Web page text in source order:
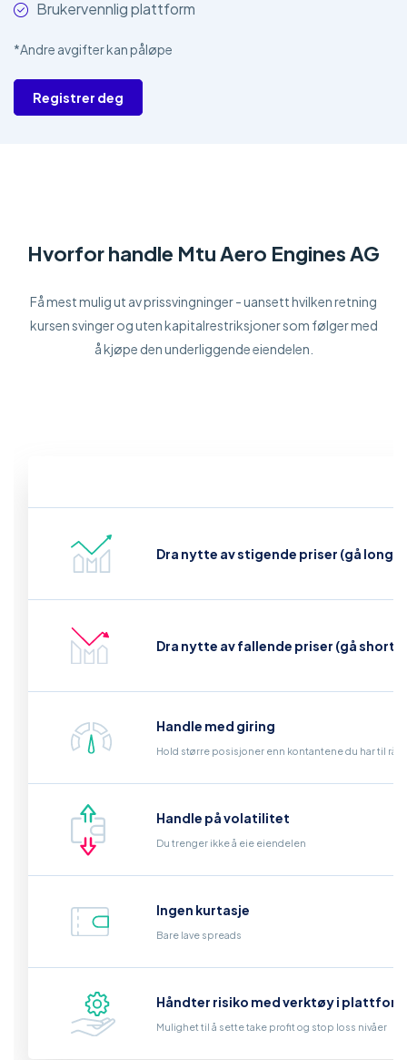
Brukervennlig plattform
*Andre avgifter kan påløpe
Registrer deg
Hvorfor handle Mtu Aero Engines AG
Få mest mulig ut av prissvingninger - uansett hvilken retning
kursen svinger og uten kapitalrestriksjoner som følger med
å kjøpe den underliggende eiendelen.
Dra nytte av stigende priser (gå long)
Dra nytte av fallende priser (gå short)
Handle med giring
Hold større posisjoner enn kontantene du har til
Handle på volatilitet
Du trenger ikke å eie eiendelen
Ingen kurtasje
Bare lave spreads
Håndter risiko med verktøy i
Mulighet til å sette take profit og stop loss nivåer